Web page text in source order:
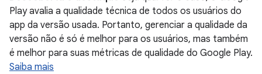
Play avalia a qualidade técnica de todos os usuários do
app da versão usada. Portanto, gerenciar a qualidade da
versão não é só é melhor para os usuários, mas também
é melhor para suas métricas de qualidade do Google Play.
Saiba mais